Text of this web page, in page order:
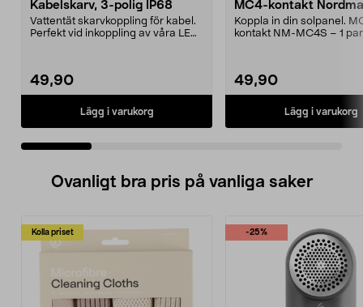
Kabelskarv, 3-polig IP68
Vattentät skarvkoppling för kabel.
Perfekt vid inkoppling av våra LED-
49,90
Lägg i varukorg
MC4-kontakt
Koppla in din solpanel.
kontakt NM-MC4S – 1
49,90
Lägg i varukorg
Ovanligt bra pris på vanliga saker
Kolla priset -25%